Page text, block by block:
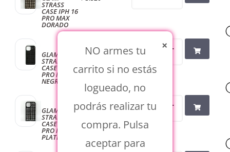
STRASS
CASE IPH 16
PRO MAX
DORADO
GLAM
STRASS
CASE IPH 16
PRO MAX
NEGRO
3.520
GLAM
STRASS
CASE IPH 16
PRO MAX
PLATEADO
$3.520
×
NO armes tu
carrito si no estás
logueado, no
podrás realizar tu
compra. Pulsa
aceptar para